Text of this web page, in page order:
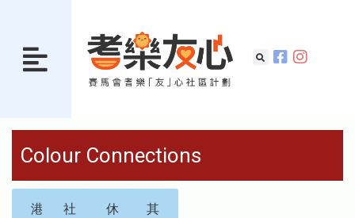
Colour Connections
港
社
休
其